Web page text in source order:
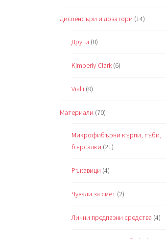
Диспенсъри и дозатори (14)
Други (0)
Kimberly-Clark (6)
Vialli (8)
Материали (70)
Микрофибърни кърпи, гъби,
бърсалки (21)
Ръкавици (4)
Чували за смет (2)
Лични предпазни средства (4)